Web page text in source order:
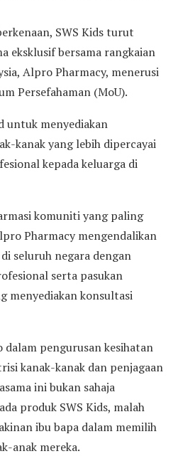
SWS Kids turut
eksklusif bersama rangkaian
Alpro Pharmacy, menerusi
Persefahaman (MoU).
untuk menyediakan
kanak yang lebih dipercayai
kepada keluarga di
komuniti yang paling
Pharmacy mengendalikan
seluruh negara dengan
serta pasukan
menyediakan konsultasi
pengurusan kesihatan
kanak-kanak dan penjagaan
ini bukan sahaja
produk SWS Kids, malah
ibu bapa dalam memilih
anak mereka.